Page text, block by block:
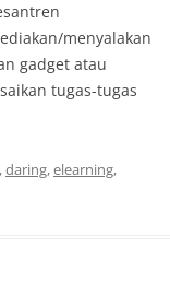
menyalakan
gadget atau
tugas-tugas
,daring,elearning,